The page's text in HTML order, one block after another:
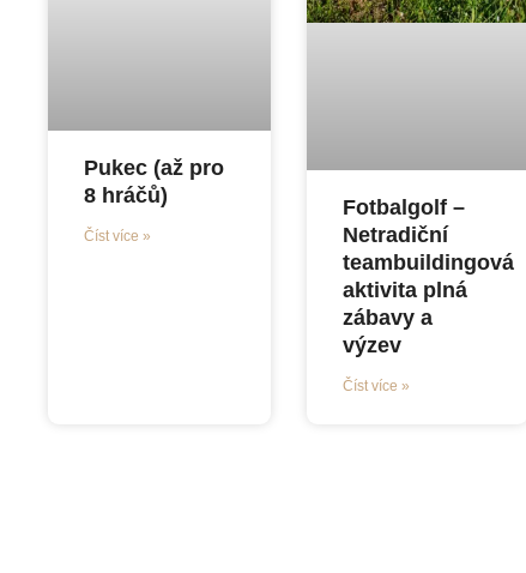
Pukec (až pro
8 hráčů)
Číst více »
Fotbalgolf –
Netradiční
teambuildingová
aktivita plná
zábavy a
výzev
Číst více »